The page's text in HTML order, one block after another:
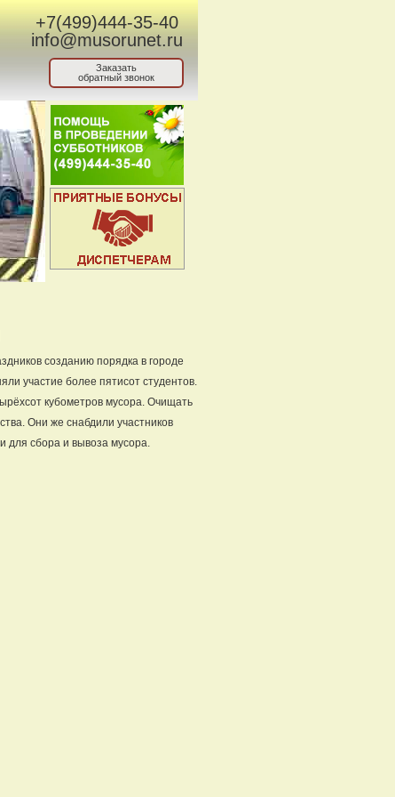
+7(499)444-35-40
info@musorunet.ru
Заказать
обратный звонок
созданию порядка в городе
участие более пятисот студентов.
кубометров мусора. Очищать
Они же снабдили участников
для сбора и вывоза мусора.